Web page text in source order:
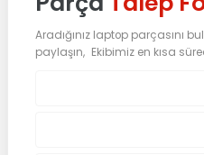
Aradığınız laptop parçasını
paylaşın, Ekibimiz en kısa